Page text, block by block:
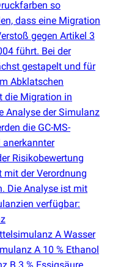
so
dass eine Migration
gegen Artikel 3
führt. Bei der
gestapelt und für
Abklatschen
die Migration in
Analyse der Simulanz
die GC-MS-
Risikobewertung
der Verordnung
Die Analyse ist mit
verfügbar:
A Wasser
A 10 % Ethanol